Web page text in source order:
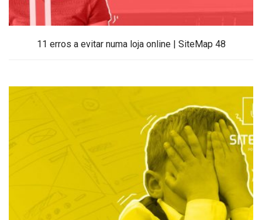
11 erros a evitar numa loja online | SiteMap 48